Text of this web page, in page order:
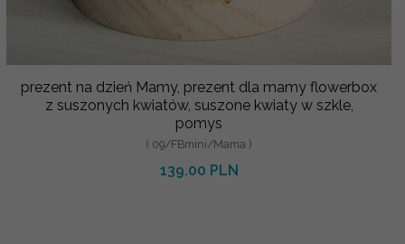
prezent na dzień Mamy, prezent dla mamy flowerbox
z suszonych kwiatów, suszone kwiaty w szkle,
pomys
( 09/FBmini/Mama )
139.00 PLN